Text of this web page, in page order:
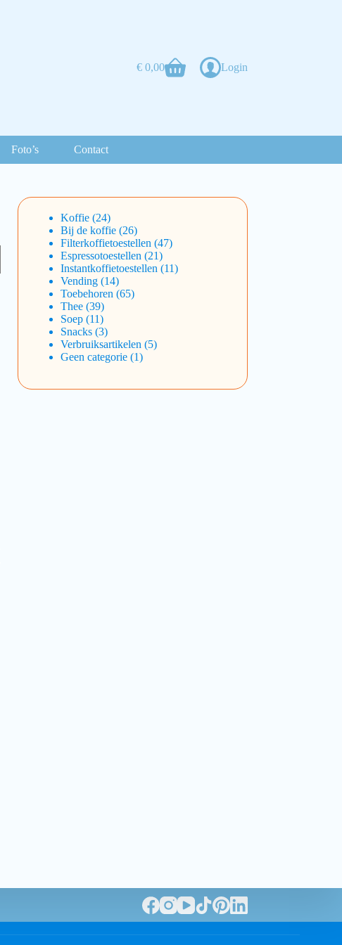
€0,00 Login
Foto’s Contact
Koffie 24
Bij de koffie 26
Filterkoffietoestellen 47
Espressotoestellen
21
Instantkoffietoestellen
11
Vending 14
Toebehoren 65
Thee 39
Soep 11
Snacks 3
Verbruiksartikelen
5
Geen categorie 1